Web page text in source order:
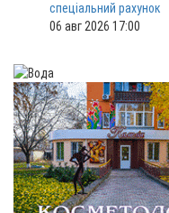
спеціальний рахунок
06 авг 2026 17:00